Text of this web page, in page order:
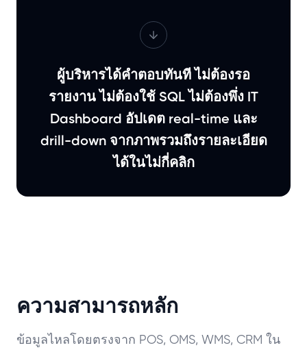
ผู้บริหารได้คำตอบทันที ไม่ต้องรอ
รายงาน ไม่ต้องใช้ SQL ไม่ต้องพึ่ง IT
Dashboard อัปเดต real-time และ
drill-down จากภาพรวมถึงรายละเอียด
ได้ในไม่กี่คลิก
ความสามารถหลัก
ข้อมูลไหลโดยตรงจาก POS, OMS, WMS, CRM ใน